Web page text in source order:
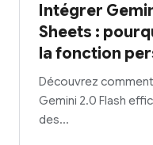
Intégrer
Sheets :
la fonction
Découvrez
Gemini 2.0 Flash
des…